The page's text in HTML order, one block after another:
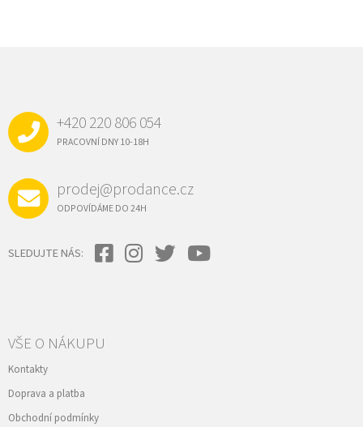
+420 220 806 054
PRACOVNÍ DNY 10-18H
prodej@prodance.cz
ODPOVÍDÁME DO 24H
SLEDUJTE NÁS:
VŠE O NÁKUPU
Kontakty
Doprava a platba
Obchodní podmínky